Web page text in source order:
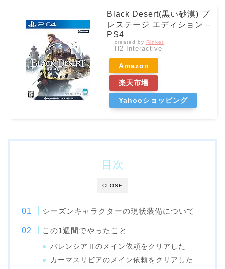
Black Desert(黒い砂漠) プ
レステージ エディション –
PS4
created by Rinker
H2 Interactive
Amazon
楽天市場
Yahooショッピング
CLOSE
目次
シーズンキャラクターの現状装備について
この1週間でやったこと
バレンシアⅡのメイン依頼をクリアした
カーマスリビアのメイン依頼をクリアした